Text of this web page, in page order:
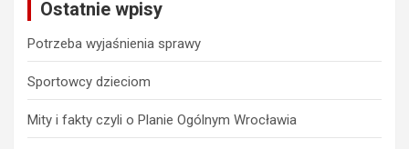
Ostatnie wpisy
Potrzeba wyjaśnienia sprawy
Sportowcy dzieciom
Mity i fakty czyli o Planie Ogólnym Wrocławia